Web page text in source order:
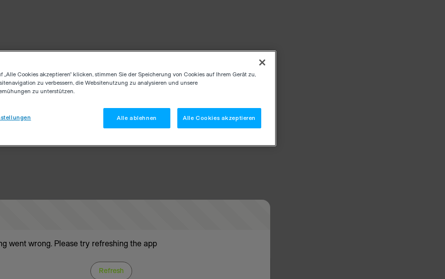
went wrong. Please try refreshing the app
Refresh
„Alle Cookies akzeptieren“ klicken, stimmen Sie der Speicherung von Cookies auf Ihrem Gerät zu,
zu verbessern, die Websitenutzung zu analysieren und unsere
zu unterstützen.
Alle ablehnen Alle Cookies akzeptieren